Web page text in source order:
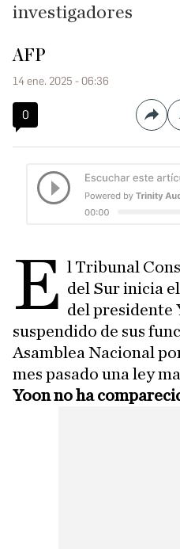
investigadores
AFP
14 ene. 2025 - 06:36
0
E l Tribunal
del Sur inicia
del presidente
suspendido de sus
Asamblea Nacional
mes pasado una ley
Yoon no ha